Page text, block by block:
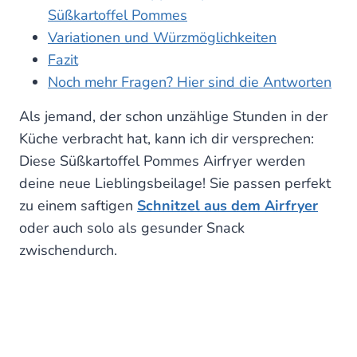
Süßkartoffel Pommes
Variationen und Würzmöglichkeiten
Fazit
Noch mehr Fragen? Hier sind die Antworten
Als jemand, der schon unzählige Stunden in der
Küche verbracht hat, kann ich dir versprechen:
Diese Süßkartoffel Pommes Airfryer werden
deine neue Lieblingsbeilage! Sie passen perfekt
zu einem saftigen Schnitzel aus dem Airfryer
oder auch solo als gesunder Snack
zwischendurch.